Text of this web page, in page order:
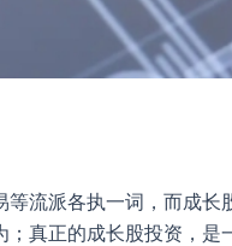
流派各执一词，而成
真正的成长股投资，